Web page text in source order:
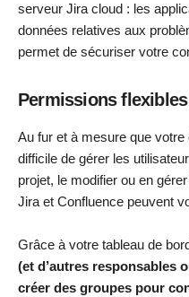
serveur Jira cloud : les
données relatives aux
permet de sécuriser votre
Permissions
Au fur et à mesure que votre
difficile de gérer les
projet, le modifier ou en
Jira et Confluence peuvent
Grâce à votre tableau de
(et d’autres responsables
créer des groupes pour